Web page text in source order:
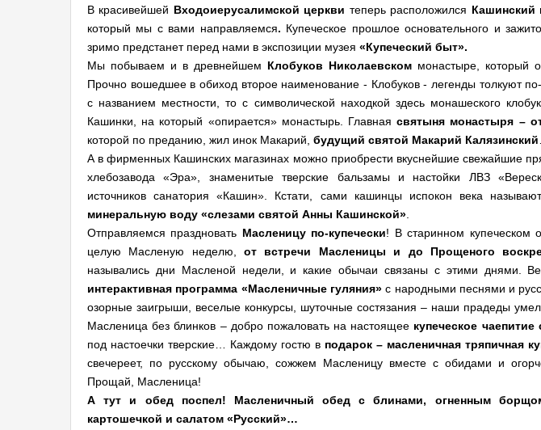
В красивейшей Входоиерусалимской церкви теперь расположился Кашинский
который мы с вами направляемся. Купеческое прошлое основательного и
зримо предстанет перед нами в экспозиции музея «Купеческий быт».
Мы побываем и в древнейшем Клобуков Николаевскоммонастыре, который
Прочно вошедшее в обиход второе наименование - Клобуков - легенды толкуют
с названием местности, то с символической находкой здесь монашеского
Кашинки, на который «опирается» монастырь. Главнаясвятыня монастыря –
которой по преданию, жил инок Макарий, будущий святой Макарий Калязинский
А в фирменных Кашинских магазинах можно приобрести вкуснейшие свежайшие
хлебозавода «Эра», знаменитые тверские бальзамы и настойки ЛВЗ
источников санатория «Кашин». Кстати, сами кашинцы испокон века
минеральную воду «слезами святой Анны Кашинской»
Отправляемся праздновать Масленицу по-купечески! В старинном купеческом
целую Масленую неделю,от встречи Масленицы и до Прощеного
назывались дни Масленой недели, и какие обычаи связаны с этими днями.
интерактивная программа «Масленичные гуляния»с народными песнями и
озорные заигрыши, веселые конкурсы, шуточные состязания – наши прадеды
Масленица без блинков – добро пожаловать на настоящее купеческое
под настоечки тверские… Каждому гостю в подарок – масленичная тряпичная
свечереет, по русскому обычаю, сожжем Масленицу вместе с обидами и
Прощай, Масленица!
А тут и обед поспел! Масленичный обед с блинами, огненным
картошечкой и салатом «Русский»…